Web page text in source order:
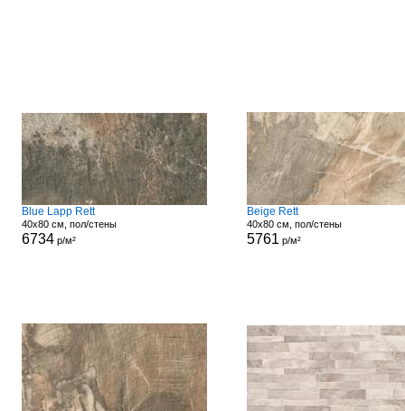
Blue Lapp Rett
40x80 см, пол/стены
6734р/м²
Beige Rett
40x80 см, пол/стены
5761 р/м²